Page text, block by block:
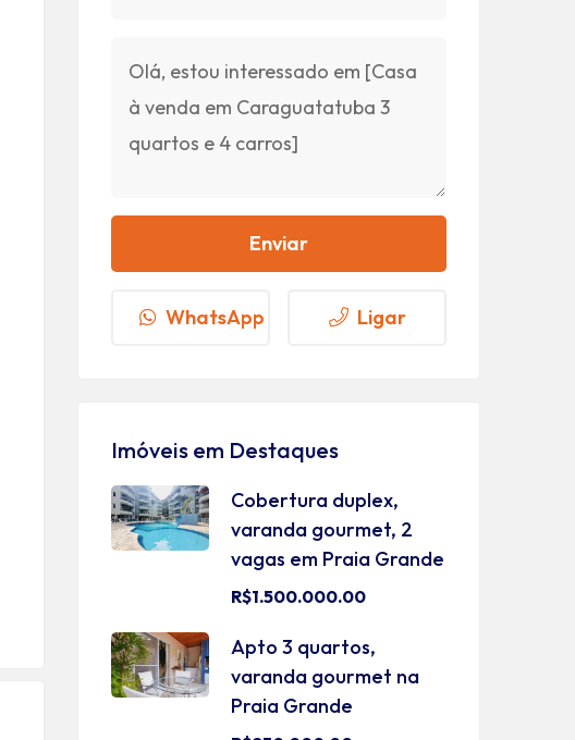
Enviar
WhatsApp Ligar
Imóveis em Destaques
Cobertura duplex,
varanda gourmet, 2
vagas em Praia Grande
R$1.500.000.00
Apto 3 quartos,
varanda gourmet na
Praia Grande